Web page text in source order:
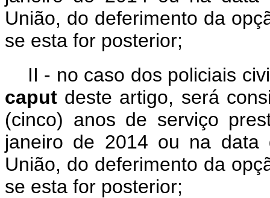
União, do deferimento da
se esta for posterior;
II - no caso dos policiais
caput deste artigo, será
(cinco) anos de serviço
janeiro de 2014 ou na data
União, do deferimento da
se esta for posterior;